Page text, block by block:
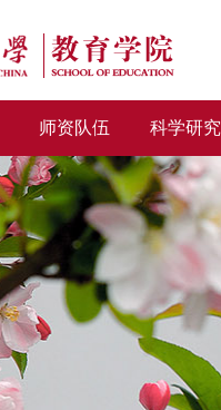
师资队伍 科学研究